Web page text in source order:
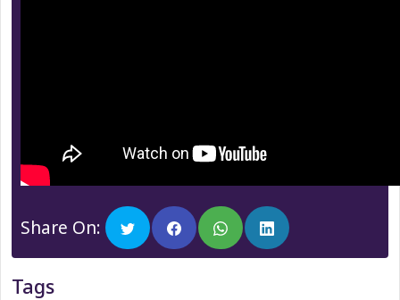
Share On:
Tags